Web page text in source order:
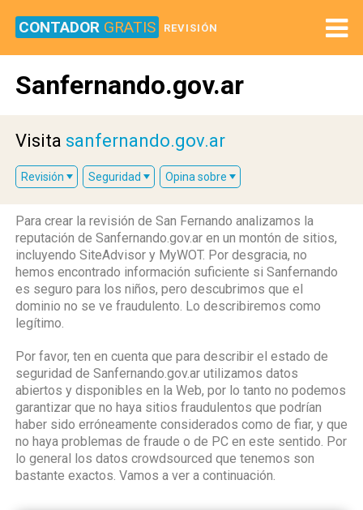
CONTADOR GRATIS REVISIÓN
Sanfernando.gov.ar
Visita sanfernando.gov.ar
Revisión Seguridad Opina sobre
Para crear la revisión de San Fernando analizamos la
reputación de Sanfernando.gov.ar en un montón de sitios,
incluyendo SiteAdvisor y MyWOT. Por desgracia, no
hemos encontrado información suficiente si Sanfernando
es seguro para los niños, pero descubrimos que el
dominio no se ve fraudulento. Lo describiremos como
legítimo.
Por favor, ten en cuenta que para describir el estado de
seguridad de Sanfernando.gov.ar utilizamos datos
abiertos y disponibles en la Web, por lo tanto no podemos
garantizar que no haya sitios fraudulentos que podrían
haber sido erróneamente considerados como de fiar, y que
no haya problemas de fraude o de PC en este sentido. Por
lo general los datos crowdsourced que tenemos son
bastante exactos. Vamos a ver a continuación.